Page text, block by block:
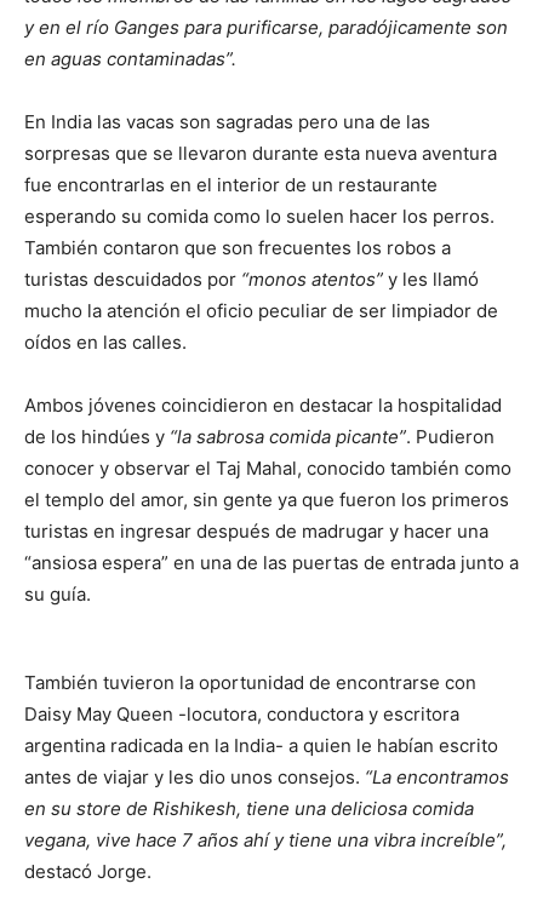
y en el río Ganges para purificarse, paradójicamente son
en aguas contaminadas”.
En India las vacas son sagradas pero una de las
sorpresas que se llevaron durante esta nueva aventura
fue encontrarlas en el interior de un restaurante
esperando su comida como lo suelen hacer los perros.
También contaron que son frecuentes los robos a
turistas descuidados por “monos atentos” y les llamó
mucho la atención el oficio peculiar de ser limpiador de
oídos en las calles.
Ambos jóvenes coincidieron en destacar la hospitalidad
de los hindúes y “la sabrosa comida picante”. Pudieron
conocer y observar el Taj Mahal, conocido también como
el templo del amor, sin gente ya que fueron los primeros
turistas en ingresar después de madrugar y hacer una
“ansiosa espera” en una de las puertas de entrada junto a
su guía.
También tuvieron la oportunidad de encontrarse con
Daisy May Queen -locutora, conductora y escritora
argentina radicada en la India- a quien le habían escrito
antes de viajar y les dio unos consejos. “La encontramos
en su store de Rishikesh, tiene una deliciosa comida
vegana, vive hace 7 años ahí y tiene una vibra increíble”,
destacó Jorge.